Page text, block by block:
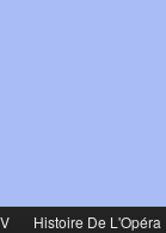
Histoire De L'Opéra